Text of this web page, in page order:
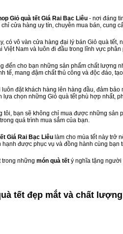
Giỏ quà tết Giá Rai Bạc Liêu - nơi đáng
cửa hàng uy tín, chuyên mua bán, cung
có vô vàn cửa hàng đại lý bán Giỏ quà
Việt Nam và luôn đi đầu trong lĩnh vực
đến cho bạn những sản phẩm chất lượng
tế, mang đậm chất thủ công và độc đáo,
luôn đặt khách hàng lên hàng đầu, đảm
lựa chọn những Giỏ quà tết phù hợp nhất,
tôi, bạn sẽ không chỉ mua được những
quá trình mua sắm của bạn.
Giá Rai Bạc Liêu làm cho mùa tết này trở
hạnh được phục vụ và đồng hành cùng bạn
trong những món quà tết ý nghĩa tặng người
tết đẹp mắt và chất